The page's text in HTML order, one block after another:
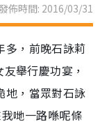
發佈時間: 2016/03/31
，前晚石詠莉
舉行慶功宴，
地，當眾對石詠
哋一路喺呢條